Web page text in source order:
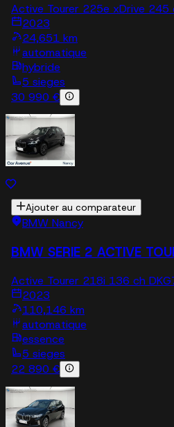
Active Tourer 225e xDrive 245
2023
24,651 km
automatique
hybride
5 sieges
30 990 €
Ajouter au comparateur
BMW Nancy
BMW SERIE 2 ACTIVE
Active Tourer 218i 136 ch
2023
110,146 km
automatique
essence
5 sieges
22 890 €